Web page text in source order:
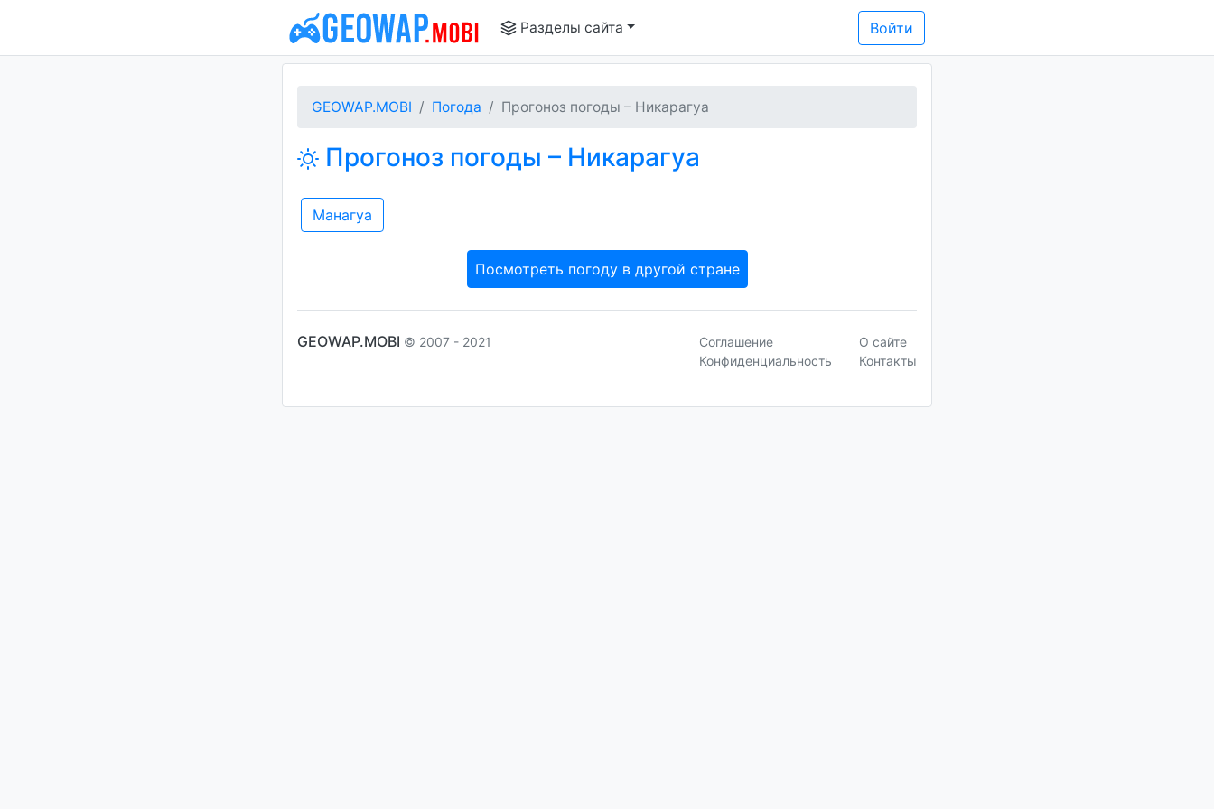
Разделы сайта Войти
GEOWAP.MOBI Погода Прогоноз погоды – Никарагуа
Прогоноз погоды – Никарагуа
Манагуа
Посмотреть погоду в другой стране
GEOWAP.MOBI © 2007 - 2021
Соглашение
Конфиденциальность
О сайте
Контакты